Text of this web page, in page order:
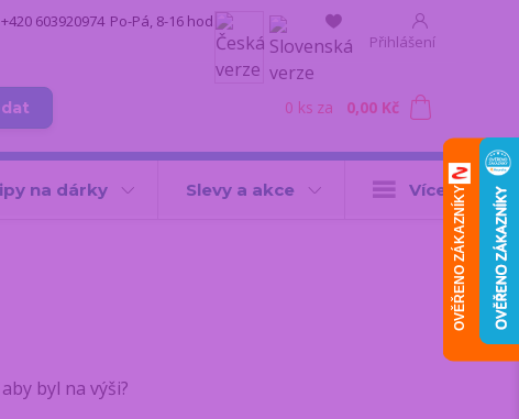
Přihlášení
+420 603920974 Po-Pá, 8-16 hod.
0 ks za 0,00 Kč
na dárky Slevy a akce Více
byl na výši?
OVĚŘENO ZÁKAZNÍKY